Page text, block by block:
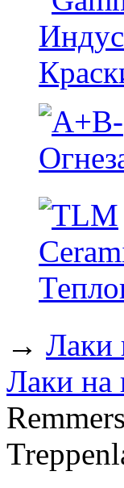
→ Лаки
Лаки на